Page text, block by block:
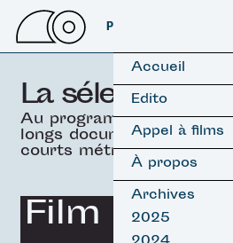
PSSFF 2026
Accueil
Edito
Appel à films
À propos
Archives
2025
La sélection
Au programme, 19 films
longs documentaires &
courts métrages.
Film